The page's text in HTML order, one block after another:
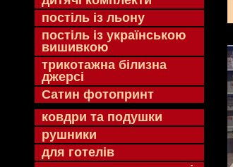
постіль із льону
постіль із українською
вишивкою
трикотажна білизна
джерсі
Сатин фотопринт
ковдри та подушки
рушники
для готелів